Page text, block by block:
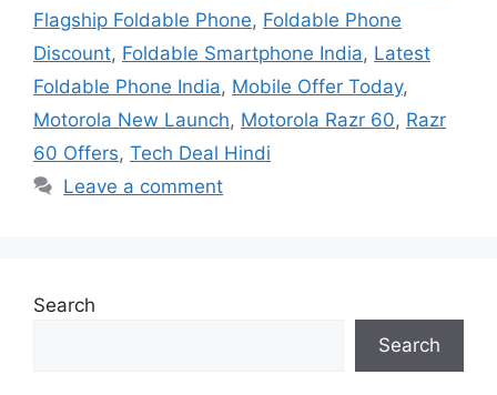
Flagship Foldable Phone, Foldable Phone
Discount, Foldable Smartphone India, Latest
Foldable Phone India, Mobile Offer Today,
Motorola New Launch, Motorola Razr 60, Razr
60 Offers, Tech Deal Hindi
Leave a comment
Search
Search